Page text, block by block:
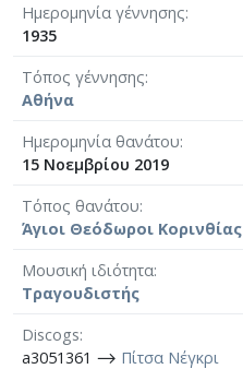
Ημερομηνία γέννησης
1935
Τόπος γέννησης
Αθήνα
Ημερομηνία θανάτου
15 Νοεμβρίου 2019
Τόπος θανάτου
Άγιοι Θεόδωροι Κορινθίας
Μουσική ιδιότητα
Τραγουδιστής
Discogs
a3051361 ⟶ Πίτσα Νέγκρι